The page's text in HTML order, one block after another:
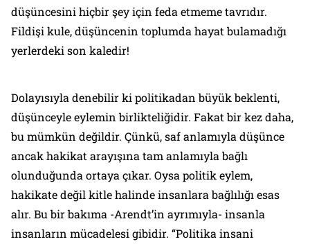
düşüncesini hiçbir şey için feda etmeme tavrıdır.
Fildişi kule, düşüncenin toplumda hayat bulamadığı
yerlerdeki son kaledir!
Dolayısıyla denebilir ki politikadan büyük beklenti,
düşünceyle eylemin birlikteliğidir. Fakat bir kez daha,
bu mümkün değildir. Çünkü, saf anlamıyla düşünce
ancak hakikat arayışına tam anlamıyla bağlı
olunduğunda ortaya çıkar. Oysa politik eylem,
hakikate değil kitle halinde insanlara bağlılığı esas
alır. Bu bir bakıma -Arendt’in ayrımıyla- insanla
insanların mücadelesi gibidir. “Politika insani